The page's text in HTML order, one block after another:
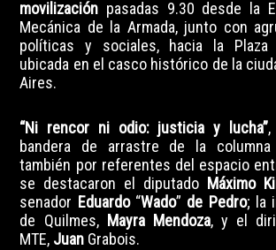
movilización pasadas 9.30 desde la
Mecánica de la Armada, junto con
políticas y sociales, hacia la Plaza
ubicada en el casco histórico de la
Aires.
“Ni rencor ni odio: justicia y lucha”,
bandera de arrastre de la columna
también por referentes del espacio
se destacaron el diputado Máximo
senador Eduardo “Wado” de Pedro; la
de Quilmes, Mayra Mendoza, y el
MTE, Juan Grabois.